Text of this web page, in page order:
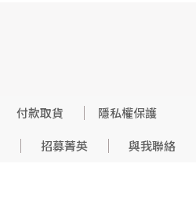
付款取貨
隱私權保護
招募菁英 與我聯絡